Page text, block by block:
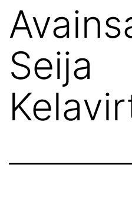
Seija